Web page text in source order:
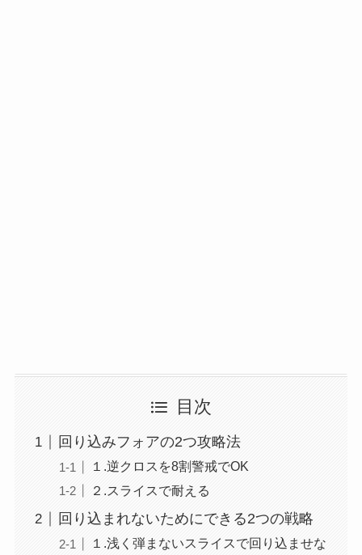
目次
回り込みフォアの2つ攻略法
１.逆クロスを8割警戒でOK
２.スライスで耐える
回り込まれないためにできる2つの戦略
１.浅く弾まないスライスで回り込ませな